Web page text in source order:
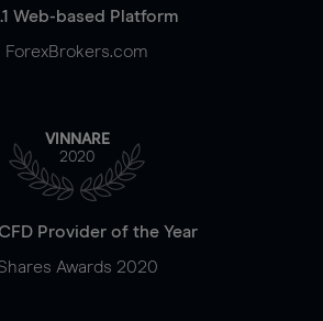
Web-based Platform
ForexBrokers.com
VINNARE
2020
Provider of the Year
Awards 2020